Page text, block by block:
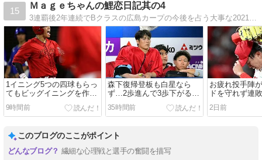
15
Ｍａｇｅちゃんの鯉恋日記其の4
3連覇後2年連続でBクラスの広島カープの今後を占う大事な2021年シーズン。何としてでもV奪回!勝てば大絶賛、負ければ小言の一言二言言わせていただきます。
1イニング5つの四球もらっ
てもビッグイニングを作れ
ない野球だもん、勝てない
よね。
9時間前
森下復帰登板も白星なら
ず…2歩進んで3歩下がるで
は借金は減らぬ…
35時間前
お疲れ投手陣
ドを守れず連
態で8月を乗
2日前
このブログのここがポイント
繊細な心理戦と選手の奮闘を描写